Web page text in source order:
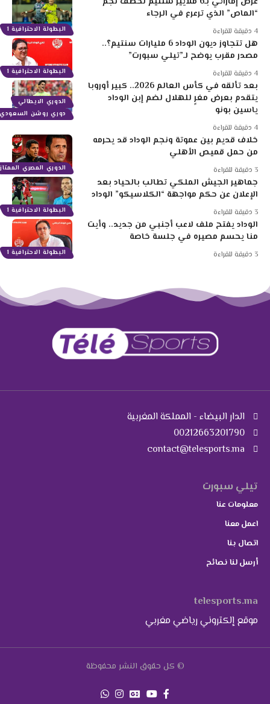
البطولة الاحترافية 1
“الماص” الذي ترعرع في الرجاء
البطولة الاحترافية 1
هل تتجاوز ديون الوداد 6 مليارات سنتيم؟..
مصدر مقرب يوضح لـ”تيلي سبورت”
الدوري الايطالي
دوري روشن السعودي
بعد تألقه في كأس العالم 2026.. كبير أوروبا
يتقدم بعرض مغرٍ للهلال لضم إبن الوداد
ياسين بونو
الدوري المصري الممتاز
خلاف قديم بين عموتة ونجم الوداد قد يحرمه
من حمل قميص الأهلي
البطولة الاحترافية 1
جماهير الجيش الملكي تطالب بالحياد بعد
الإعلان عن حكم مواجهة “الكلاسيكو” الوداد
البطولة الاحترافية 1
الوداد يفتح ملف لاعب أجنبي من جديد.. وأيت
منا يحسم مصيره في جلسة خاصة
الدار البيضاء - المملكة المغربية
00212663201790
contact@telesports.ma
تيلي سبورت
معلومات عنا
اعمل معنا
اتصال بنا
أرسل لنا نصائح
telesports.ma
موقع إلكتروني رياضي مغربي
© كل حقوق النشر محفوظة